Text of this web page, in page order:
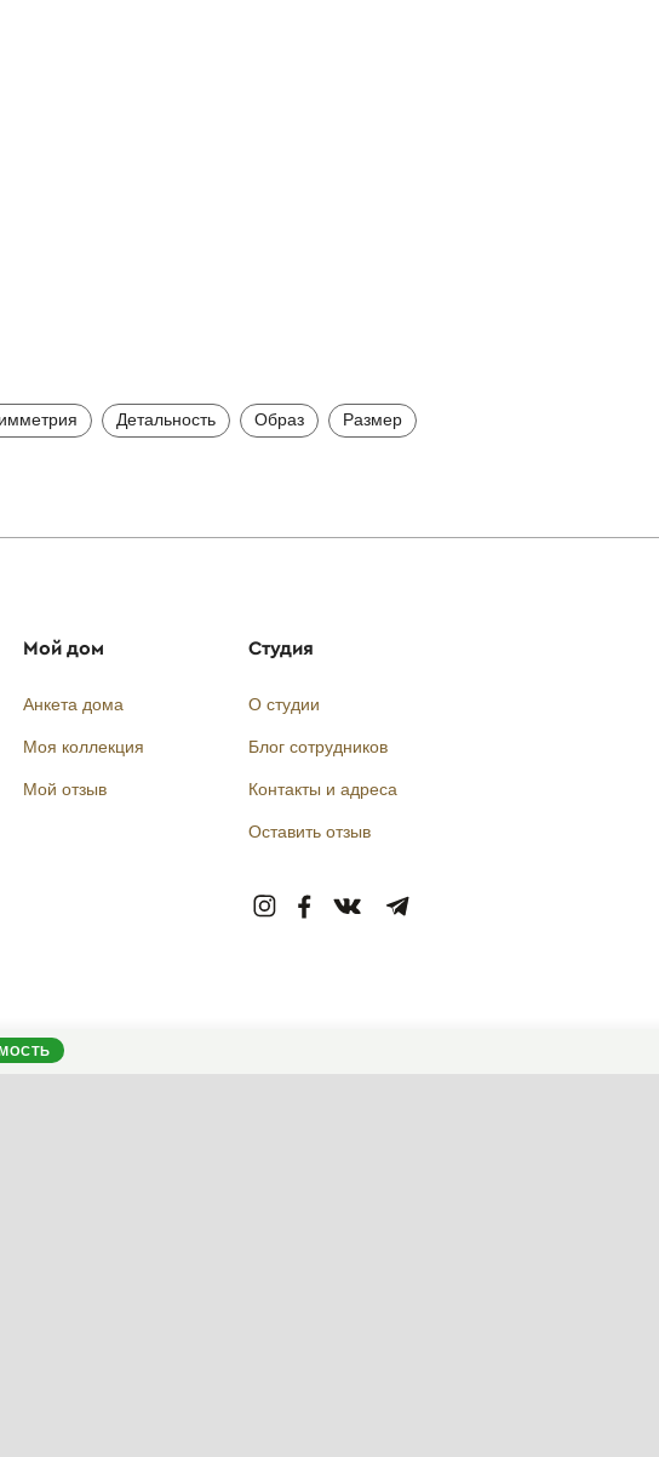
Детальность Образ Размер
Мой дом
Анкета дома
Моя коллекция
Мой отзыв
Студия
О студии
Блог сотрудников
Контакты и адреса
Оставить отзыв